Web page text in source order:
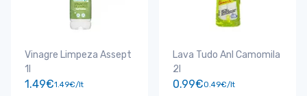
Vinagre Limpeza Assept
1l
1.49€1.49€/lt
Lava Tudo Anl Camomila
2l
0.99€0.49€/lt